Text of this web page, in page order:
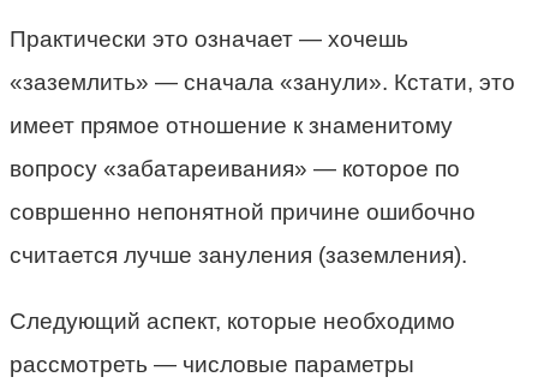
Практически это означает — хочешь
«заземлить» — сначала «занули». Кстати, это
имеет прямое отношение к знаменитому
вопросу «забатареивания» — которое по
совршенно непонятной причине ошибочно
считается лучше зануления (заземления).
Следующий аспект, которые необходимо
рассмотреть — числовые параметры